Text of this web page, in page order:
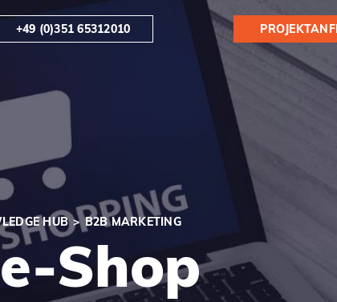
+49 (0)351 65312010
HUB B2B MARKETING
Shop